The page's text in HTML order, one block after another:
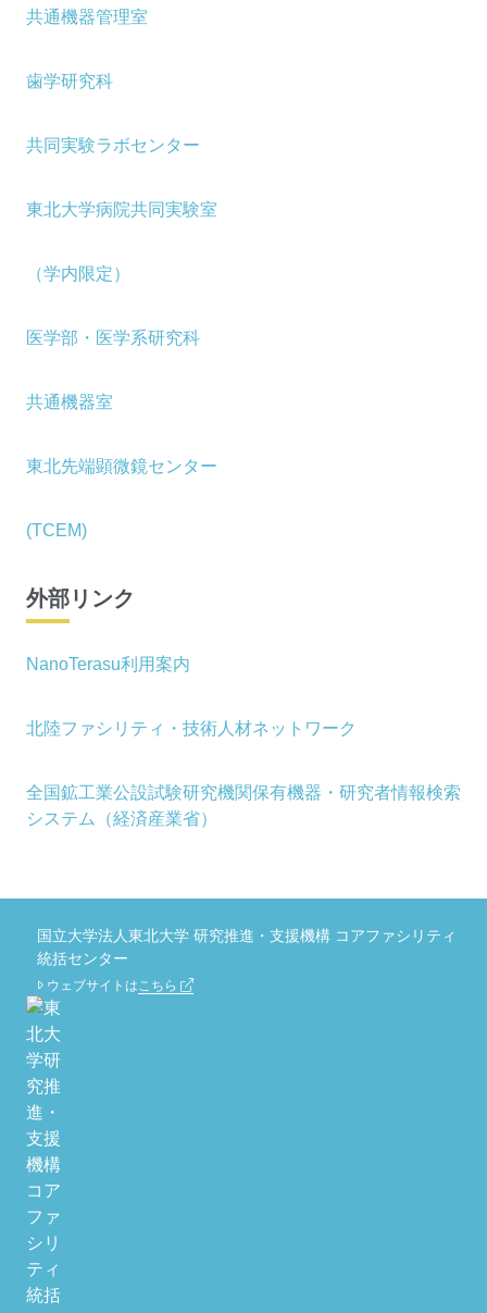
共通機器管理室
歯学研究科
共同実験ラボセンター
東北大学病院共同実験室
（学内限定）
医学部・医学系研究科
共通機器室
東北先端顕微鏡センター
(TCEM)
外部リンク
NanoTerasu利用案内
北陸ファシリティ・技術人材ネットワーク
全国鉱工業公設試験研究機関保有機器・研究者情報検索
システム（経済産業省）
国立大学法人東北大学 研究推進・支援機構 コアファシリティ
統括センター
ウェブサイトはこちら